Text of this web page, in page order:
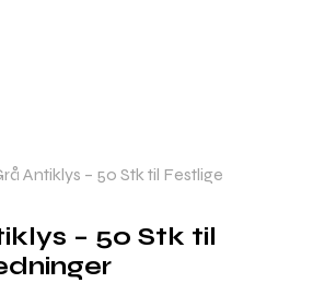
Antiklys – 50 Stk til Festlige
– 50 Stk til